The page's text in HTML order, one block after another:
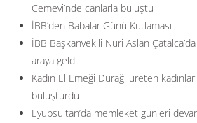
Cemevi’nde canlarla buluştu
İBB’den Babalar Günü Kutlaması
İBB Başkanvekili Nuri Aslan
araya geldi
Kadın El Emeği Durağı üreten
buluşturdu
Eyüpsultan’da memleket günleri